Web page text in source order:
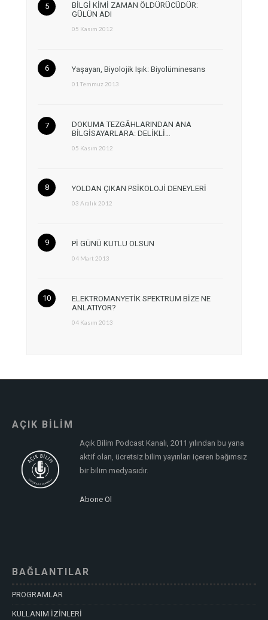
BİLGİ KİMİ ZAMAN ÖLDÜRÜCÜDÜR:
GÜLÜN ADI
05 Kasım 2012
Yaşayan, Biyolojik Işık: Biyolüminesans
01 Temmuz 2013
DOKUMA TEZGÂHLARINDAN ANA
BİLGİSAYARLARA: DELİKLİ…
05 Kasım 2012
YOLDAN ÇIKAN PSİKOLOJİ DENEYLERİ
03 Aralık 2012
Pİ GÜNÜ KUTLU OLSUN
04 Mart 2013
ELEKTROMANYETİK SPEKTRUM BİZE NE
ANLATIYOR?
04 Kasım 2013
AÇIK BİLİM
Açık Bilim Podcast Kanalı, 2011 yılından bu yana
aktif olan, ücretsiz bilim yayınları içeren bağımsız
bir bilim medyasıdır.
Abone Ol
BAĞLANTILAR
PROGRAMLAR
KULLANIM İZİNLERİ